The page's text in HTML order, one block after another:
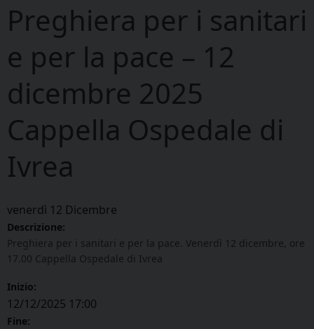
Preghiera per i sanitari
e per la pace – 12
dicembre 2025
Cappella Ospedale di
Ivrea
venerdì 12 Dicembre
Descrizione:
Preghiera per i sanitari e per la pace. Venerdì 12 dicembre, ore
17.00 Cappella Ospedale di Ivrea
Inizio:
12/12/2025 17:00
Fine: